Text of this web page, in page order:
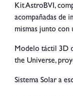
Kit AstroBVI,
acompañadas de
mismas junto con
Modelo táctil 3D
the Universe,
Sistema Solar a